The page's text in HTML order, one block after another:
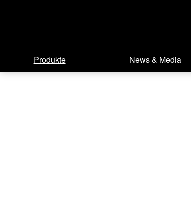
Produkte News & Media